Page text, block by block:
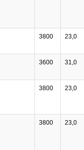
3800 23,0
3600 31,0
3800 23,0
3800 23,0